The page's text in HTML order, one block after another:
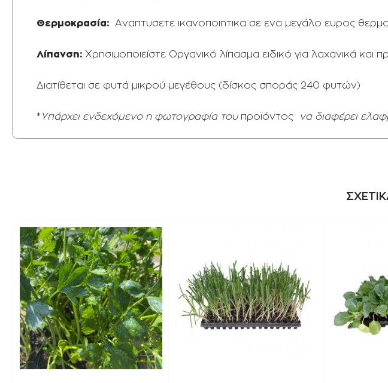
Θερμοκρασία: Αναπτυσετε ικανοποιητικα σε ενα μεγάλο ευρος
Λίπανση: Χρησιμοποιείστε Οργανικό λίπασμα ειδικό για λαχανικά και
Διατίθεται σε φυτά μικρού μεγέθους (δίσκος σποράς 240 φυτών)
* Υπάρχει ενδεχόμενο η φωτογραφία του προϊόντος να διαφέρει